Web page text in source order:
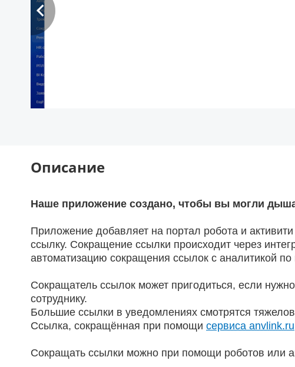
Описание
Наше приложение создано, чтобы вы могли
Приложение добавляет на портал робота и
ссылку. Сокращение ссылки происходит через
автоматизацию сокращения ссылок с аналитикой
Сокращатель ссылок может пригодиться, если
сотруднику.
Большие ссылки в уведомлениях смотрятся
Ссылка, сокращённая при помощи сервиса anvlink.ru
Сокращать ссылки можно при помощи роботов или